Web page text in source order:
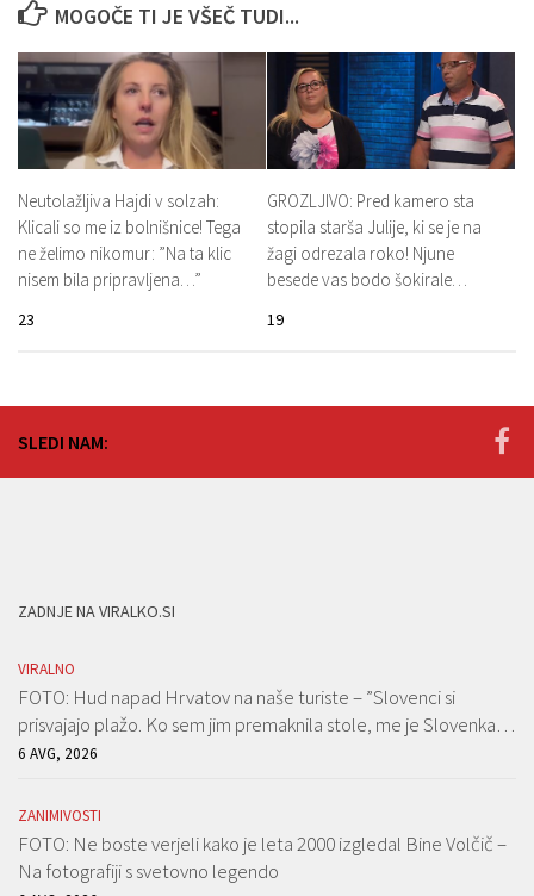
MOGOČE TI JE VŠEČ TUDI...
Neutolažljiva Hajdi v solzah:
Klicali so me iz bolnišnice! Tega
ne želimo nikomur: ”Na ta klic
nisem bila pripravljena…”
23
GROZLJIVO: Pred kamero sta
stopila starša Julije, ki se je na
žagi odrezala roko! Njune
besede vas bodo šokirale…
19
SLEDI NAM:
ZADNJE NA VIRALKO.SI
VIRALNO
FOTO: Hud napad Hrvatov na naše turiste – ”Slovenci si
prisvajajo plažo. Ko sem jim premaknila stole, me je Slovenka…
6 AVG, 2026
ZANIMIVOSTI
FOTO: Ne boste verjeli kako je leta 2000 izgledal Bine Volčič –
Na fotografiji s svetovno legendo